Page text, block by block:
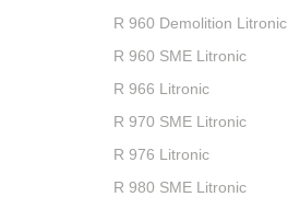
R 960 Demolition Litronic
R 960 SME Litronic
R 966 Litronic
R 970 SME Litronic
R 976 Litronic
R 980 SME Litronic